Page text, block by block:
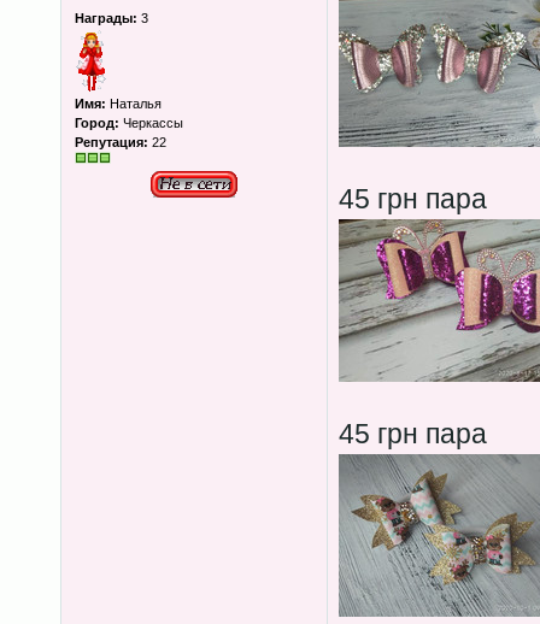
Награды: 3
Имя: Наталья
Город: Черкассы
Репутация: 22
45 грн пара
45 грн пара